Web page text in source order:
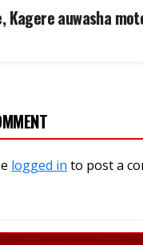
Kagere auwasha
logged in to post a